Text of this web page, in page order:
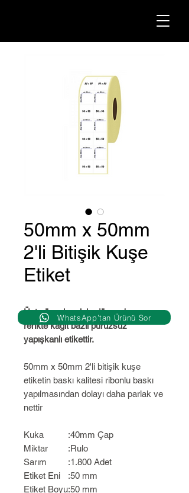
50mm x 50mm
2'li Bitişik Kuşe
Etiket
Üst yüzeyi parlak, düz ve beyaz
renkte kağıt bazlı pürüzsüz
yapışkanlı etikettir.
50mm x 50mm 2'li bitişik kuşe
etiketin baskı kalitesi ribonlu baskı
yapılmasından dolayı daha parlak ve
nettir
Kuka :40mm Çap
Miktar
:Rulo
Sarım
:1.800 Adet
Etiket Eni
:50 mm
Etiket Boyu:50 mm
WhatsApp’tan Ürünü Sor